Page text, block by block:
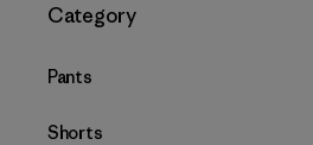
Filtrar por
Category
Pants
Shorts